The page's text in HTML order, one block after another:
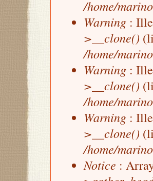
/home/
Warning :
>__clone()
/home/
Warning :
>__clone()
/home/
Warning :
>__clone()
/home/
Notice :